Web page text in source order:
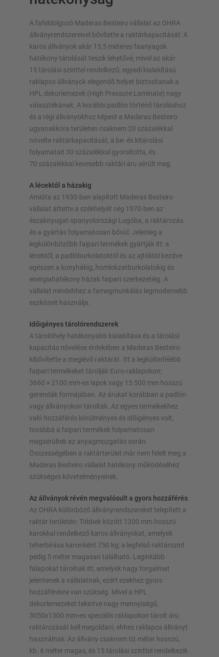
A fafeldolgozó Maderas Besteiro vállalat az OHRA
állványrendszereivel bővítette a raktárkapacitását: A
karos állványok akár 13,5 méteres faanyagok
hatékony tárolását teszik lehetővé, mivel az akár
15 tárolási szinttel rendelkező, egyedi kialakítású
raklapos állványok elegendő helyet biztosítanak a
HPL dekorlemezek (High Pressure Laminate) nagy
választékának. A korábbi padlón történő tároláshoz
és a régi állványokhoz képest a Maderas Besteiro
ugyanakkora területen csaknem 20 százalékkal
növelte raktárkapacitását, a be- és kitárolási
folyamatait 30 százalékkal gyorsította, és
70 százalékkal kevesebb raktári áru sérült meg.
A lécektől a házakig
Amióta az 1930-ban alapított Maderas Besteiro
vállalat áttette a székhelyét cég 1970-ben az
északnyugat-spanyolországi Lugóba, a raktározás
és a gyártás folyamatosan bővül. Jelenleg a
legkülönbözőbb faipari termékek gyártják itt: a
lécektől, a padlóburkolatoktól és az ajtóktól kezdve
egészen a konyhákig, homlokzatburkolatokig és
energiahatékony házak faipari szerkezetéig. A
vállalat mindehhez a famegmunkálás legmodernebb
eszközeit használja.
Időigényes tárolórendszerek
A tárolóhely hatékonyabb kialakítása és a tárolási
kapacitás növelése érdekében a Maderas Besteiro
kibővítette a meglévő raktárát. Itt a legkülönfélébb
faipari termékeket tárolják Euro-raklapokon;
3660 × 2100 mm-es lapok vagy 13 500 mm hosszú
gerendák formájában. Az árukat korábban a padlón
vagy állványokon tárolták. Az egyes termékekhez
való hozzáférés körülményes és időigényes volt,
továbbá a faipari termékek folyamatosan
megsérültek az anyagmozgatás során.
Összességében a raktárterület már nem felelt meg a
Maderas Besteiro vállalat hatékony működéséhez
szükséges követelményeinek.
Az állványok révén megvalósult a gyors hozzáférés
Az OHRA különböző állványrendszereket telepített a
raktár területén: Többek között 1300 mm hosszú
karokkal rendelkező karos állványokat, amelyek
teherbírása karonként 750 kg; a legfelső raktárszint
pedig 5 méter magasan található. Leginkább
falapokat tárolnak itt, amelyek nagy forgalmat
jelentenek a vállalatnak, ezért ezekhez gyors
hozzáférésre van szükség. Mivel a HPL
dekorlemezeket tekintve nagy mennyiségű,
3050x1300 mm-es speciális raklapokon tárolt áru
raktározását kell megoldani, ehhez raklapos állványt
használnak: Az állvány csaknem tíz méter hosszú,
kb. 6 méter magas, és 15 tárolási szinttel rendelkezik.
ÁLLVÁNYRENDSZEREK
Raklapos állvány
Mobil állványrendszerek
Automata raktári megoldások
Állványcsarnokok
Tároló galériák
Függőleges állványrendszer
Tervezze meg egyedileg állványrendszerét
konfigurátorainkkal
Polc konfigurálása most